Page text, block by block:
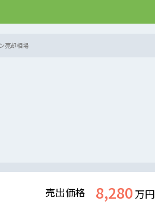
売却相場
売出価格 8,280 万円